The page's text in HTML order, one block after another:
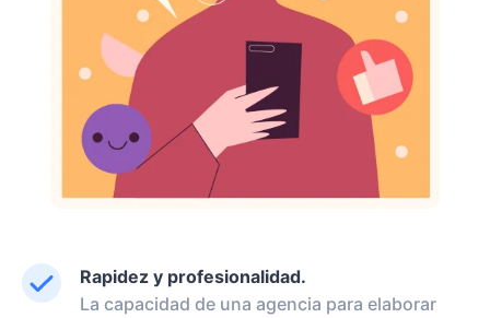
Rapidez y profesionalidad.
La capacidad de una agencia para elaborar